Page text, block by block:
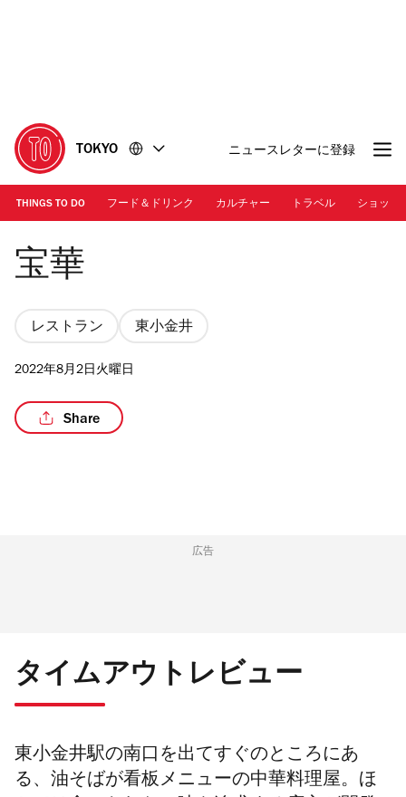
に
移
動
移
動
TOKYO ニュースレターに登録
THINGS TO DO フード＆ドリンク カルチャー トラベル ショッピ
Photo：宝華
宝華
レストラン 東小金井
2022年8月2日火曜日
Share
広告
タイムアウトレビュー
東小金井駅の南口を出てすぐのところにあ
る、油そばが看板メニューの中華料理屋。ほ